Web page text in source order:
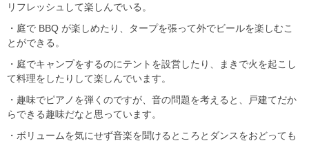
リフレッシュして楽しんでいる。
・庭で BBQ が楽しめたり、タープを張って外でビールを楽しむこ
とができる。
・庭でキャンプをするのにテントを設営したり、まきで火を起こし
て料理をしたりして楽しんでいます。
・趣味でピアノを弾くのですが、音の問題を考えると、戸建てだか
らできる趣味だなと思っています。
・ボリュームを気にせず音楽を聞けるところとダンスをおどっても